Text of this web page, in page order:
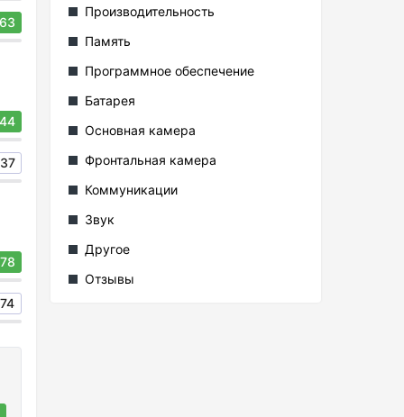
63
44
37
78
74
Производительность
Память
Программное обеспечение
Батарея
Основная камера
Фронтальная камера
Коммуникации
Звук
Другое
Отзывы